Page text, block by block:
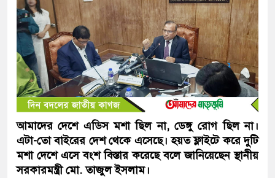
আমাদের দেশে এডিস মশা ছিল না, ডেঙ্গু রোগ ছিল না।
এটা-তো বাইরের দেশ থেকে এসেছে। হয়ত ফ্লাইটে করে দুটি
মশা দেশে এসে বংশ বিস্তার করেছে বলে জানিয়েছেন স্থানীয়
সরকারমন্ত্রী মো. তাজুল ইসলাম।